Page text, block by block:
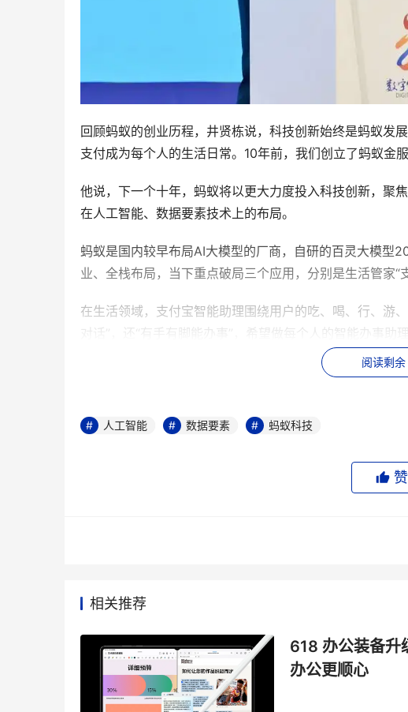
回顾蚂蚁的创业历程，井贤栋说，科技创新始终是蚂蚁发
支付成为每个人的生活日常。10年前，我们创立了蚂蚁金
他说，下一个十年，蚂蚁将以更大力度投入科技创新，聚
在人工智能、数据要素技术上的布局。
蚂蚁是国内较早布局AI大模型的厂商，自研的百灵大模型
业、全栈布局，当下重点破局三个应用，分别是生活管家“
在生活领域，支付宝智能助理围绕用户的吃、喝、行、游
对话”，还“有手有脚能办事”，希望做每个人的智能办事助理
在医疗领域，蚂蚁联合浙江卫健委推出了全国首个AI就医
入“安诊儿”后，导诊台的问询工作量下降了50%。尤其对
联合更多医疗机构推出智能便捷的医疗健康服务。
阅读剩
人工智能 数据要素 蚂蚁科技
相关推荐
618 办公装备升
办公更顺心